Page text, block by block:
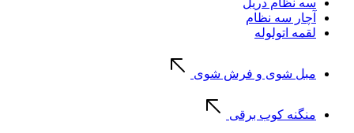
آچار سه نظام
لقمه اتولوله
مبل شوی و فرش شوی
منگنه کوب برقی